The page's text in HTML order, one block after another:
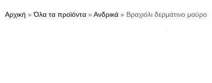
Αρχική »Όλα τα προϊόντα » Ανδρικά » Βραχιόλι δερμάτινο μαύρο